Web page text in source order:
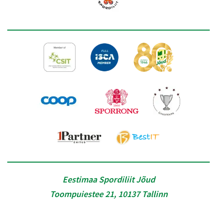
Eestimaa Spordiliit Jõud
Toompuiestee 21, 10137 Tallinn